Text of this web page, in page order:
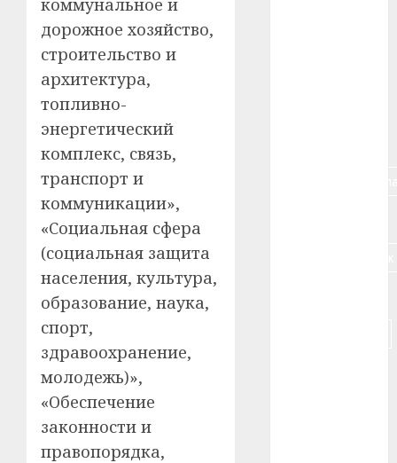
коммунальное и
дорожное хозяйство,
строительство и
архитектура,
топливно-
энергетический
комплекс, связь,
транспорт и
коммуникации»,
«Социальная сфера
(социальная защита
населения, культура,
образование, наука,
спорт,
здравоохранение,
молодежь)»,
«Обеспечение
законности и
правопорядка,